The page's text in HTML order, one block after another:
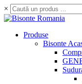
×
Produse
Bisonte